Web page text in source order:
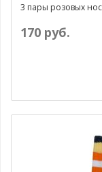
3 пары розовых
170 руб.